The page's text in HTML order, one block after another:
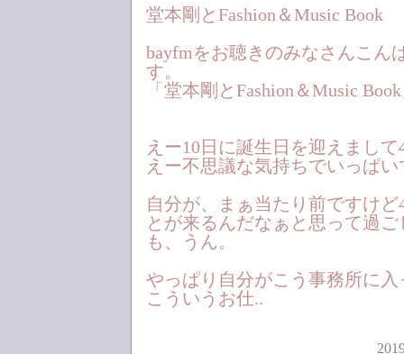
堂本剛とFashion＆Music Book
bayfmをお聴きのみなさんこん
す。
「堂本剛とFashion＆Music
えー10日に誕生日を迎えまし
えー不思議な気持ちでいっぱい
自分が、まぁ当たり前ですけ
とが来るんだなぁと思って過
も、うん。
やっぱり自分がこう事務所に
こういうお仕..